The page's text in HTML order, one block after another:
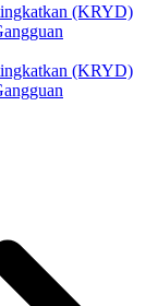
(KRYD)
(KRYD)